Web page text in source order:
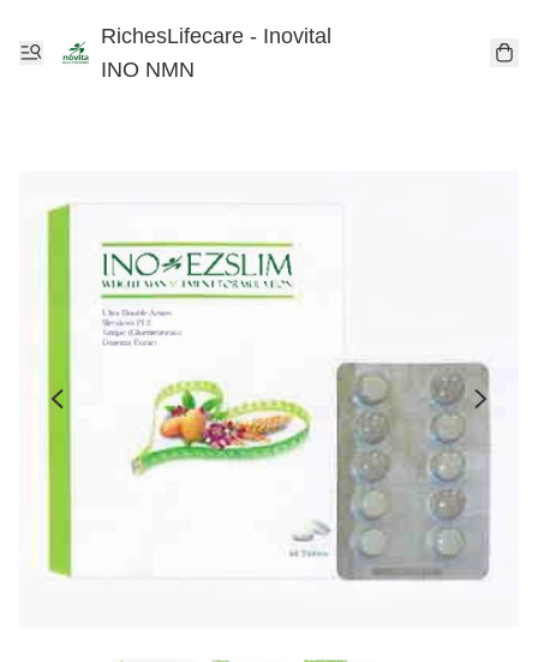
RichesLifecare - Inovital
INO NMN